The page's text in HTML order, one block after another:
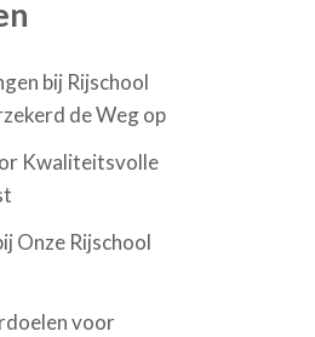
bij Rijschool
de Weg op
Kwaliteitsvolle
Onze Rijschool
voor